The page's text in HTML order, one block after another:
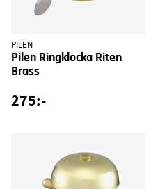
PILEN
Pilen Ringklocka Riten
Brass
275:-